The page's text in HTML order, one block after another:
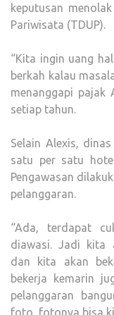
keputusan
Pariwisata (TDUP).
“Kita ingin uang
berkah kalau
menanggapi pajak
setiap tahun.
Selain Alexis,
satu per satu
Pengawasan
pelanggaran.
“Ada, terdapat
diawasi. Jadi kita
dan kita akan
bekerja kemarin
pelanggaran
foto, fotonya bisa